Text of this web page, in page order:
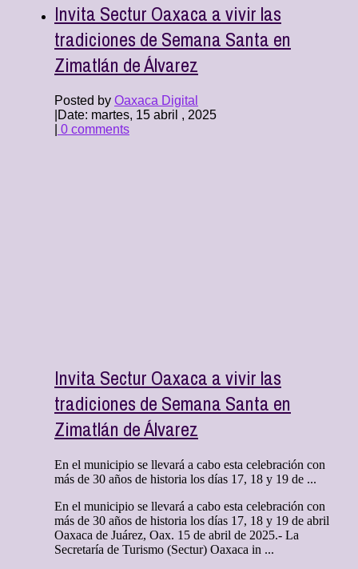
Invita Sectur Oaxaca a vivir las
tradiciones de Semana Santa en
Zimatlán de Álvarez
Posted by Oaxaca Digital
Date: martes, 15 abril , 2025
0 comments
Invita Sectur Oaxaca a vivir las
tradiciones de Semana Santa en
Zimatlán de Álvarez
En el municipio se llevará a cabo esta celebración con
más de 30 años de historia los días 17, 18 y 19 de ...
En el municipio se llevará a cabo esta celebración con
más de 30 años de historia los días 17, 18 y 19 de abril
Oaxaca de Juárez, Oax. 15 de abril de 2025.- La
Secretaría de Turismo (Sectur) Oaxaca in ...